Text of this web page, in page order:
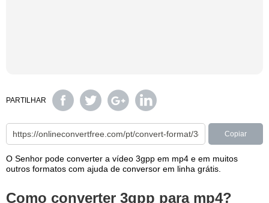
PARTILHAR
Copiar
O Senhor pode converter a vídeo 3gpp em mp4 e em muitos
outros formatos com ajuda de conversor em linha grátis.
Como converter 3gpp para mp4?